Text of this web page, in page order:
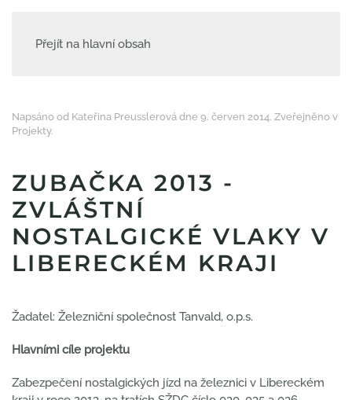
Přejít na hlavní obsah
Napsáno od Kateřina Preusslerová dne 9. červen 2014. Zveřejněno v
Projekty.
ZUBAČKA 2013 -
ZVLÁŠTNÍ
NOSTALGICKÉ VLAKY V
LIBERECKÉM KRAJI
Žadatel: Železniční společnost Tanvald, o.p.s.
Hlavními cíle projektu
Zabezpečení nostalgických jízd na železnici v Libereckém